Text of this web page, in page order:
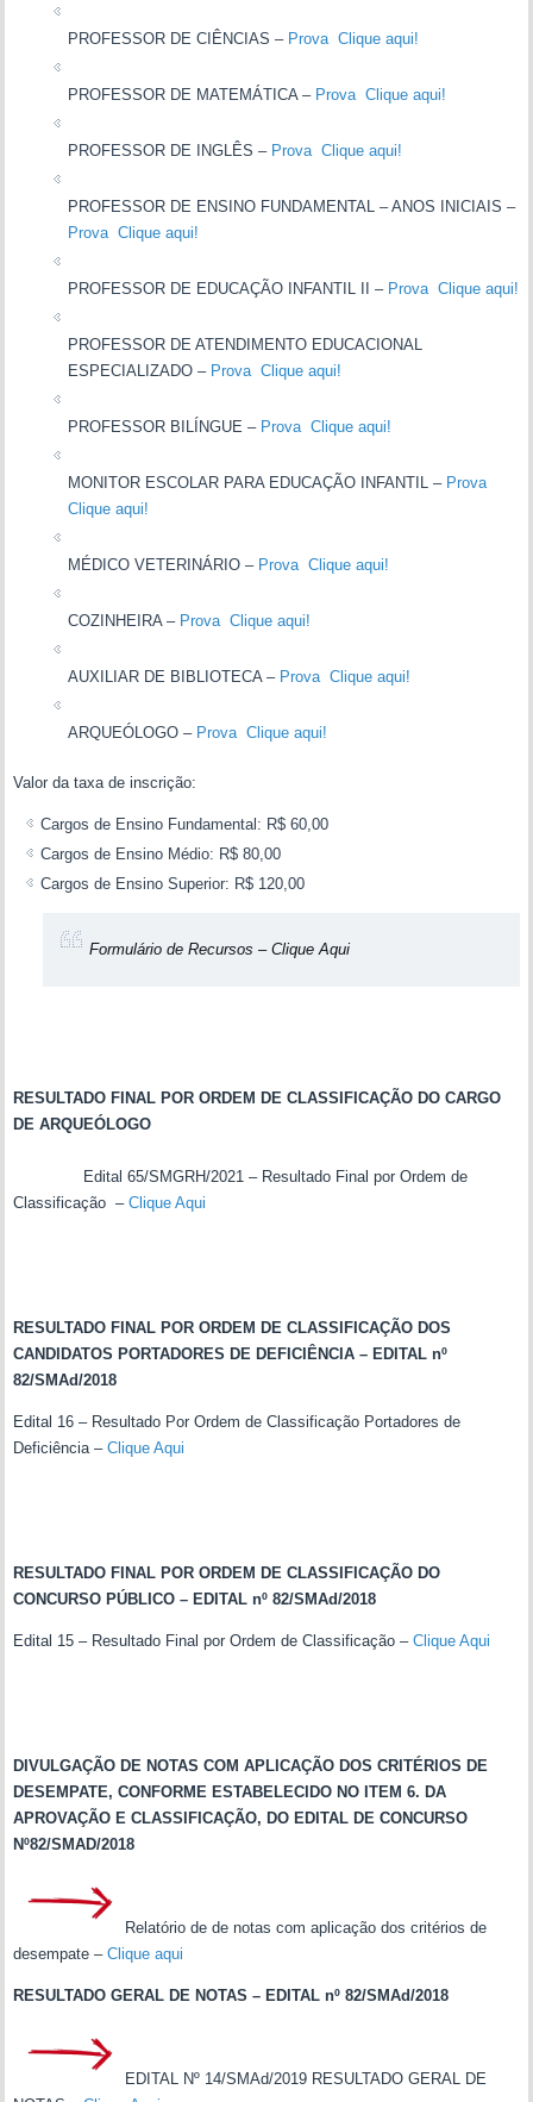
PROFESSOR DE CIÊNCIAS – Prova Clique aqui!
PROFESSOR DE MATEMÁTICA – Prova Clique aqui!
PROFESSOR DE INGLÊS – Prova Clique aqui!
PROFESSOR DE ENSINO FUNDAMENTAL – ANOS INICIAIS –
Prova Clique aqui!
PROFESSOR DE EDUCAÇÃO INFANTIL II – Prova Clique aqui!
PROFESSOR DE ATENDIMENTO EDUCACIONAL
ESPECIALIZADO – Prova Clique aqui!
PROFESSOR BILÍNGUE – Prova Clique aqui!
MONITOR ESCOLAR PARA EDUCAÇÃO INFANTIL – Prova
Clique aqui!
MÉDICO VETERINÁRIO – Prova Clique aqui!
COZINHEIRA – Prova Clique aqui!
AUXILIAR DE BIBLIOTECA – Prova Clique aqui!
ARQUEÓLOGO – Prova Clique aqui!
Valor da taxa de inscrição:
Cargos de Ensino Fundamental: R$ 60,00
Cargos de Ensino Médio: R$ 80,00
Cargos de Ensino Superior: R$ 120,00
Formulário de Recursos –Clique Aqui
RESULTADO FINAL POR ORDEM DE CLASSIFICAÇÃO DO CARGO
DE ARQUEÓLOGO
Edital 65/SMGRH/2021 – Resultado Final por Ordem de
Classificação –Clique Aqui
RESULTADO FINAL POR ORDEM DE CLASSIFICAÇÃO DOS
CANDIDATOS PORTADORES DE DEFICIÊNCIA – EDITAL nº
82/SMAd/2018
Edital 16 – Resultado Por Ordem de Classificação Portadores de
Deficiência –Clique Aqui
RESULTADO FINAL POR ORDEM DE CLASSIFICAÇÃO DO
CONCURSO PÚBLICO – EDITAL nº 82/SMAd/2018
Edital 15 – Resultado Final por Ordem de Classificação –Clique Aqui
DIVULGAÇÃO DE NOTAS COM APLICAÇÃO DOS CRITÉRIOS DE
DESEMPATE, CONFORME ESTABELECIDO NO ITEM 6. DA
APROVAÇÃO E CLASSIFICAÇÃO, DO EDITAL DE CONCURSO
Nº82/SMAD/2018
Relatório de de notas com aplicação dos critérios de
desempate –Clique aqui
RESULTADO GERAL DE NOTAS – EDITAL nº 82/SMAd/2018
EDITAL Nº 14/SMAd/2019 RESULTADO GERAL DE